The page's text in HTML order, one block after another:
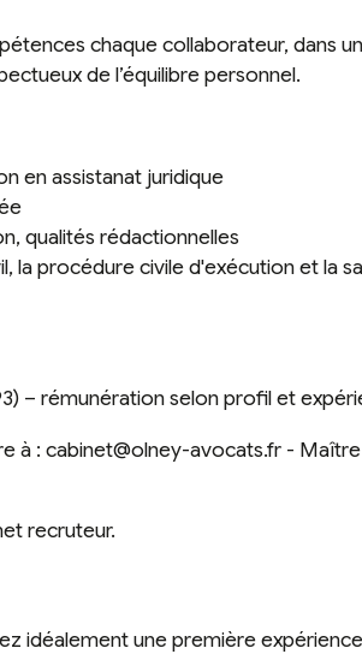
chaque collaborateur, dans un
de l’équilibre personnel.
en assistanat juridique
qualités rédactionnelles
la procédure civile d'exécution et la
– rémunération selon profil et
à : cabinet@olney-avocats.fr -
recruteur.
idéalement une première